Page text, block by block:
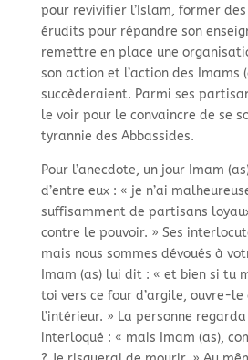
pour revivifier l’Islam, former
érudits pour répandre son
remettre en place une
son action et l’action des Imams
succèderaient. Parmi ses
le voir pour le convaincre de se
tyrannie des Abbassides.
Pour l’anecdote, un jour Imam
d’entre eux : « je n’ai
suffisamment de partisans
contre le pouvoir. » Ses
mais nous sommes dévoués à
Imam (as) lui dit : « et bien si tu
toi vers ce four d’argile, ouvre-le
l’intérieur. » La personne
interloqué : « mais Imam (as),